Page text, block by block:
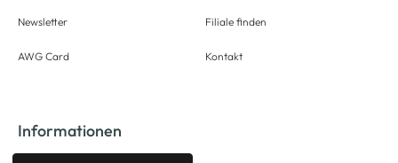
Newsletter
AWG Card
Filiale finden
Kontakt
Informationen